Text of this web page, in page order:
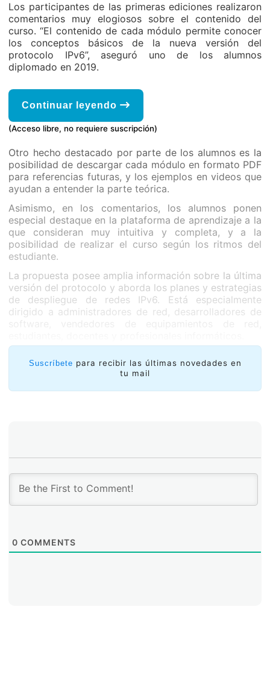
Los participantes de las primeras ediciones realizaron
comentarios muy elogiosos sobre el contenido del
curso. “El contenido de cada módulo permite conocer
los conceptos básicos de la nueva versión del
protocolo IPv6”, aseguró uno de los alumnos
diplomado en 2019.
Continuar leyendo
(Acceso libre, no requiere suscripción)
Otro hecho destacado por parte de los alumnos es la
posibilidad de descargar cada módulo en formato PDF
para referencias futuras, y los ejemplos en videos que
ayudan a entender la parte teórica.
Asimismo, en los comentarios, los alumnos ponen
especial destaque en la plataforma de aprendizaje a la
que consideran muy intuitiva y completa, y a la
posibilidad de realizar el curso según los ritmos del
estudiante.
La propuesta posee amplia información sobre la última
versión del protocolo y aborda los planes y estrategias
de despliegue de redes IPv6. Está especialmente
dirigido a administradores de red, desarrolladores de
Suscríbete para recibir las últimas novedades en
tu mail
0 COMMENTS